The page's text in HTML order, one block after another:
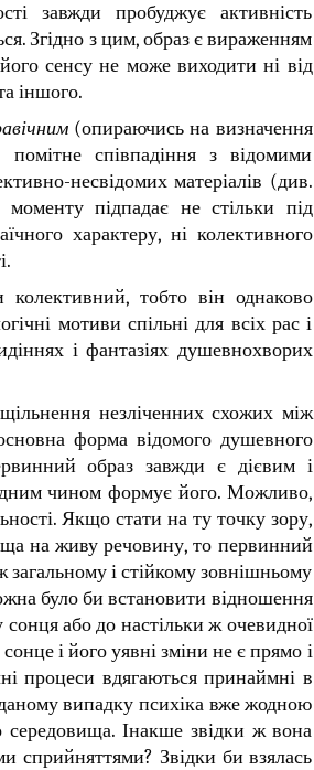
завжди пробуджує активність
Згідно з цим, образ є вираженням
сенсу не може виходити ні від
іншого.
(опираючись на визначення
співпадіння з відомими
несвідомих матеріалів (див.
підпадає не стільки під
характеру, ні колективного
колективний, тобто він однаково
мотиви спільні для всіх рас і
і фантазіях душевнохворих
незліченних схожих між
форма відомого душевного
образ завжди є дієвим і
чином формує його. Можливо,
Якщо стати на ту точку зору,
на живу речовину, то первинний
загальному і стійкому зовнішньому
було би встановити відношення
або до настільки ж очевидної
і його уявні зміни не є прямо і
процеси вдягаються принаймні в
випадку психіка вже жодною
Інакше звідки ж вона
сприйняттями? Звідки би взялась